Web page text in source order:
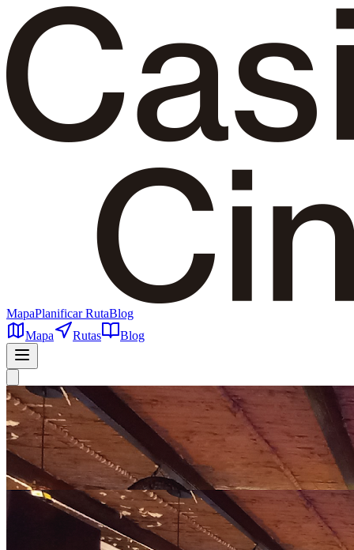
MapaPlanificar RutaBlog
Mapa
Rutas Blog